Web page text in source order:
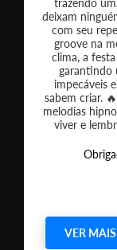
trazendo
deixam
com seu
groove na
clima, a
garantindo
impecáveis
sabem criar.
melodias
viver e
VER